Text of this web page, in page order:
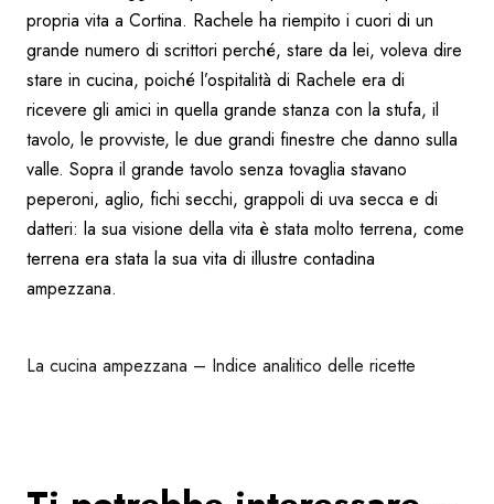
propria vita a Cortina. Rachele ha riempito i cuori di un
grande numero di scrittori perché, stare da lei, voleva dire
stare in cucina, poiché l’ospitalità di Rachele era di
ricevere gli amici in quella grande stanza con la stufa, il
tavolo, le provviste, le due grandi finestre che danno sulla
valle. Sopra il grande tavolo senza tovaglia stavano
peperoni, aglio, fichi secchi, grappoli di uva secca e di
datteri: la sua visione della vita è stata molto terrena, come
terrena era stata la sua vita di illustre contadina
ampezzana.
La cucina ampezzana – Indice analitico delle ricette